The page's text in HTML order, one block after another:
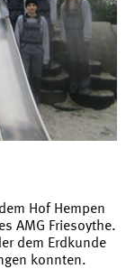
Hof Hempen
AMG Friesoythe.
dem Erdkunde
konnten.